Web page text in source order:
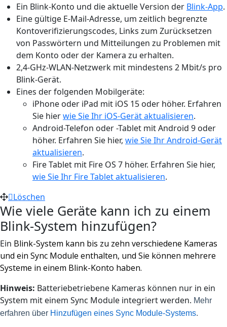
Ein Blink-Konto und die aktuelle Version der Blink-App.
Eine gültige E-Mail-Adresse, um zeitlich begrenzte
Kontoverifizierungscodes, Links zum Zurücksetzen
von Passwörtern und Mitteilungen zu Problemen mit
dem Konto oder der Kamera zu erhalten.
2,4-GHz-WLAN-Netzwerk mit mindestens 2 Mbit/s pro
Blink-Gerät.
Eines der folgenden Mobilgeräte:
iPhone oder iPad mit iOS 15 oder höher. Erfahren
Sie hierwie Sie Ihr iOS-Gerät aktualisieren.
Android-Telefon oder -Tablet mit Android 9 oder
höher. Erfahren Sie hier, wie Sie Ihr Android-Gerät
aktualisieren.
Fire Tablet mit Fire OS 7 höher. Erfahren Sie hier,
wie Sie Ihr Fire Tablet aktualisieren.
Löschen
Wie viele Geräte kann ich zu einem
Blink-System hinzufügen?
Ein Blink-System kann bis zu zehn verschiedene Kameras
und ein Sync Module enthalten, und Sie können mehrere
Systeme in einem Blink-Konto haben.
Hinweis: Batteriebetriebene Kameras können nur in ein
System mit einem Sync Module integriert werden. Mehr
erfahren über Hinzufügen eines Sync Module-Systems.